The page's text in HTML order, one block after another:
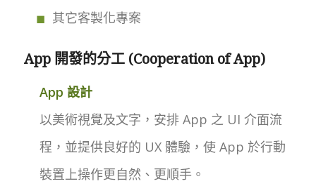
其它客製化專案
App 開發的分工 (Cooperation of App)
App 設計
以美術視覺及文字，安排 App 之 UI 介面流
程，並提供良好的 UX 體驗，使 App 於行動
裝置上操作更自然、更順手。